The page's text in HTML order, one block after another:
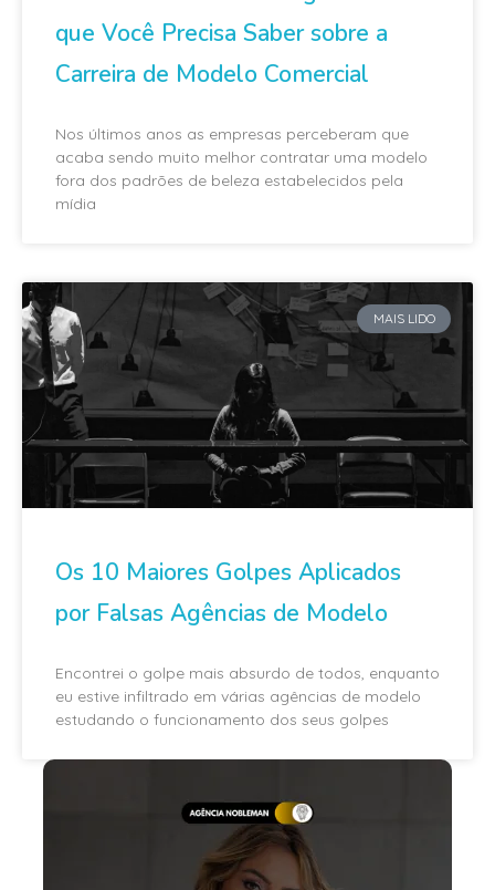
que Você Precisa Saber sobre a
Carreira de Modelo Comercial
Nos últimos anos as empresas perceberam que
acaba sendo muito melhor contratar uma modelo
fora dos padrões de beleza estabelecidos pela
mídia
MAIS LIDO
Os 10 Maiores Golpes Aplicados
por Falsas Agências de Modelo
Encontrei o golpe mais absurdo de todos, enquanto
eu estive infiltrado em várias agências de modelo
estudando o funcionamento dos seus golpes